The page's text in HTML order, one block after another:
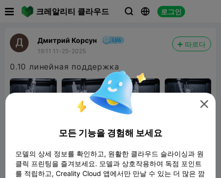
크레알리티 클라우드   로그인
Дмитрий Корсун
19:11 11-25-2025
따르다
0.10 линейная поддержка

모든 기능을 경험해 보세요
모델의 상세 정보를 확인하고, 원활한 클라우드 슬라이싱과 원
클릭 프린팅을 즐겨보세요. 모델과 상호작용하여 독점 포인트
를 적립하고, Creality Cloud 앱에서만 만날 수 있는 더 많은 깜